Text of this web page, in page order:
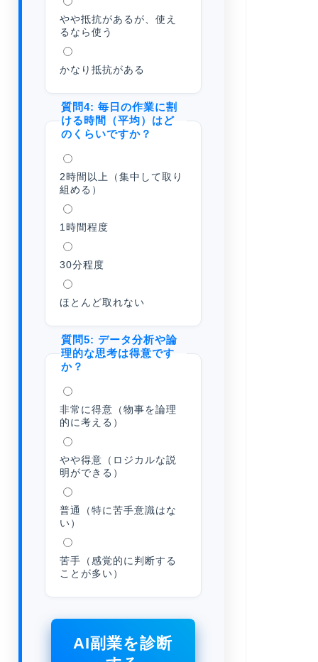
やや抵抗があるが、使え
るなら使う
かなり抵抗がある
質問4: 毎日の作業に割
ける時間（平均）はど
のくらいですか？
2時間以上（集中して取り
組める）
1時間程度
30分程度
ほとんど取れない
質問5: データ分析や論
理的な思考は得意です
か？
非常に得意（物事を論理
的に考える）
やや得意（ロジカルな説
明ができる）
普通（特に苦手意識はな
い）
苦手（感覚的に判断する
ことが多い）
AI副業を診断